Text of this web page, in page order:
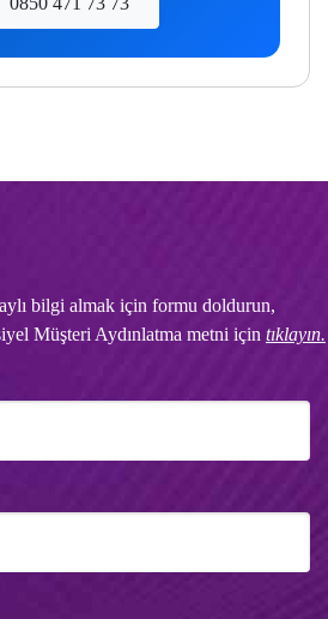
bilgi almak için formu doldurun,
Müşteri Aydınlatma metni için tıklayın.